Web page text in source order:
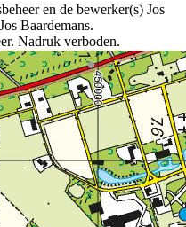
en de bewerker(s) Jos
Baardemans.
Nadruk verboden.